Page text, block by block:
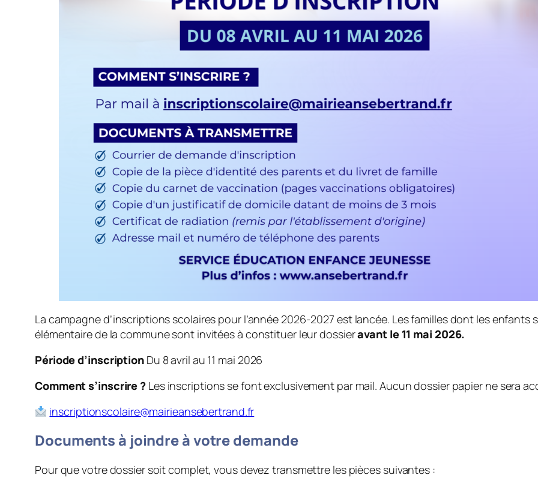
La campagne d’inscriptions scolaires pour l’année 2026-2027 est lancée. Les familles dont les
élémentaire de la commune sont invitées à constituer leur dossieravant le 11 mai 2026.
Période d’inscriptionDu 8 avril au 11 mai 2026
Comment s’inscrire ? Les inscriptions se font exclusivement par mail. Aucun dossier papier ne sera
inscriptionscolaire@mairieansebertrand.fr
Documents à joindre à votre demande
Pour que votre dossier soit complet, vous devez transmettre les pièces suivantes :